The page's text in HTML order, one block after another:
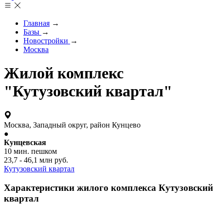
Главная →
Базы →
Новостройки →
Москва
Жилой комплекс
"Кутузовский квартал"
Москва, Западный округ, район Кунцево
●
Кунцевская
10 мин. пешком
23,7 - 46,1 млн руб.
Кутузовский квартал
Характеристики жилого комплекса Кутузовский
квартал